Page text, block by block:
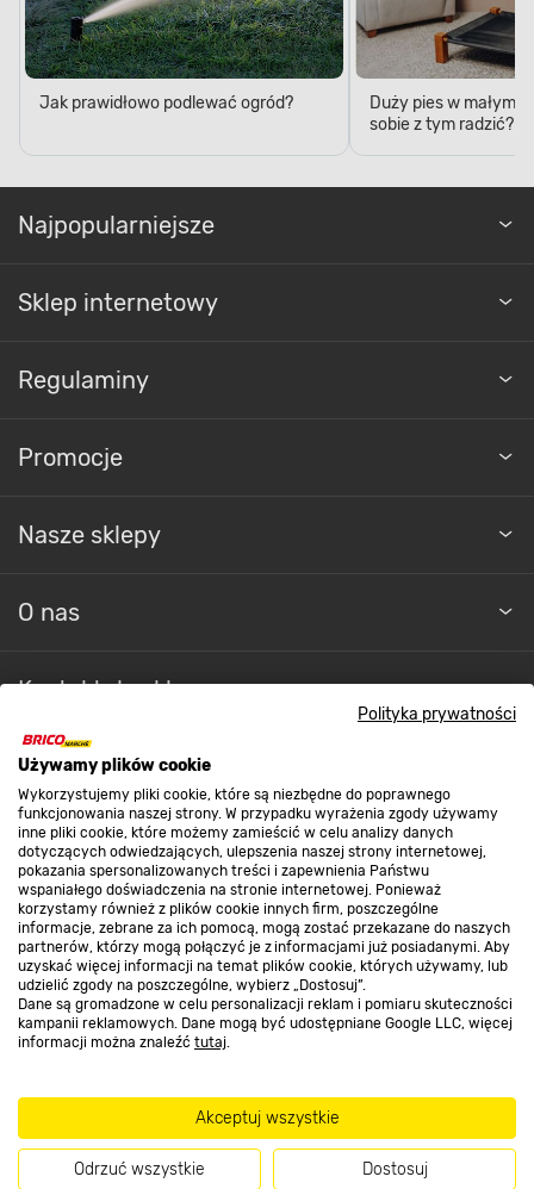
Polityka prywatności
Używamy plików cookie
Wykorzystujemy pliki cookie, które są niezbędne do poprawnego
funkcjonowania naszej strony. W przypadku wyrażenia zgody używamy
inne pliki cookie, które możemy zamieścić w celu analizy danych
dotyczących odwiedzających, ulepszenia naszej strony internetowej,
pokazania spersonalizowanych treści i zapewnienia Państwu
wspaniałego doświadczenia na stronie internetowej. Ponieważ
korzystamy również z plików cookie innych firm, poszczególne
informacje, zebrane za ich pomocą, mogą zostać przekazane do naszych
partnerów, którzy mogą połączyć je z informacjami już posiadanymi. Aby
uzyskać więcej informacji na temat plików cookie, których używamy, lub
udzielić zgody na poszczególne, wybierz „Dostosuj”.
Dane są gromadzone w celu personalizacji reklam i pomiaru skuteczności
kampanii reklamowych. Dane mogą być udostępniane Google LLC, więcej
informacji można znaleźć tutaj.
Akceptuj wszystkie
Odrzuć wszystkie Dostosuj
Jak prawidłowo podlewać ogród?
Duży pies w małym
sobie z tym radzić?
Najpopularniejsze
Sklep internetowy
Regulaminy
Promocje
Nasze sklepy
O nas
Kontakt do sklepu
Strefa biznesu
Dołącz do nas
Metody płatności
Informacje handlowe o towarach i ich cenach podane na stronach serwisu:
https://www.bricomarche.pl/nie stanowią oferty, a są wyłącznie
zaproszeniem do zawarcia umowy w rozumieniu art. 71 Kodeksu cywilnego.